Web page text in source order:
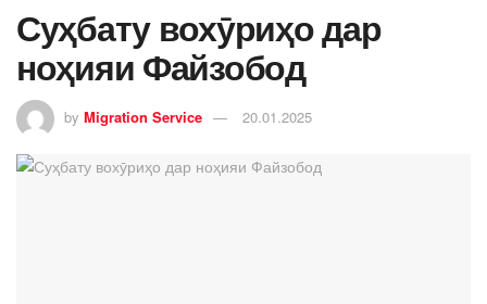
Суҳбату вохӯриҳо дар
ноҳияи Файзобод
by Migration Service 20.01.2025